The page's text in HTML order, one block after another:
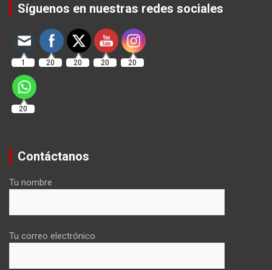
Síguenos en nuestras redes sociales
1 20 20 20 20
20
Contáctanos
Tu nombre
Tu correo electrónico